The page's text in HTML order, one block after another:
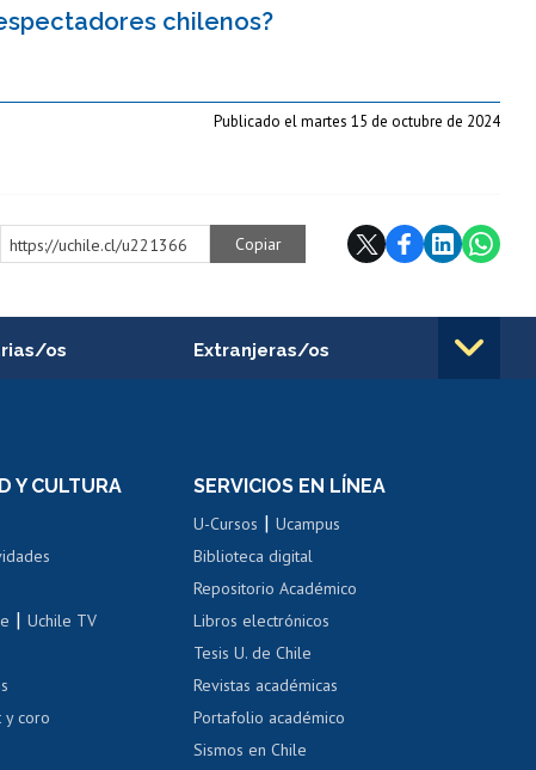
chilenos?
Publicado el martes 15 de octubre de 2024
https://uchile.cl/u221366 Copiar
os
interna
renta
renta
uchile
Extranjeras/os
Movilidad Estudiantil
Cursos de español
sexual y violencia
Y CULTURA
|Uchile TV
y coro
SERVICIOS EN LÍNEA
U-Cursos |Ucampus
Biblioteca digital
Repositorio Académico
Libros electrónicos
Tesis U. de Chile
Revistas académicas
Portafolio académico
Sismos en Chile